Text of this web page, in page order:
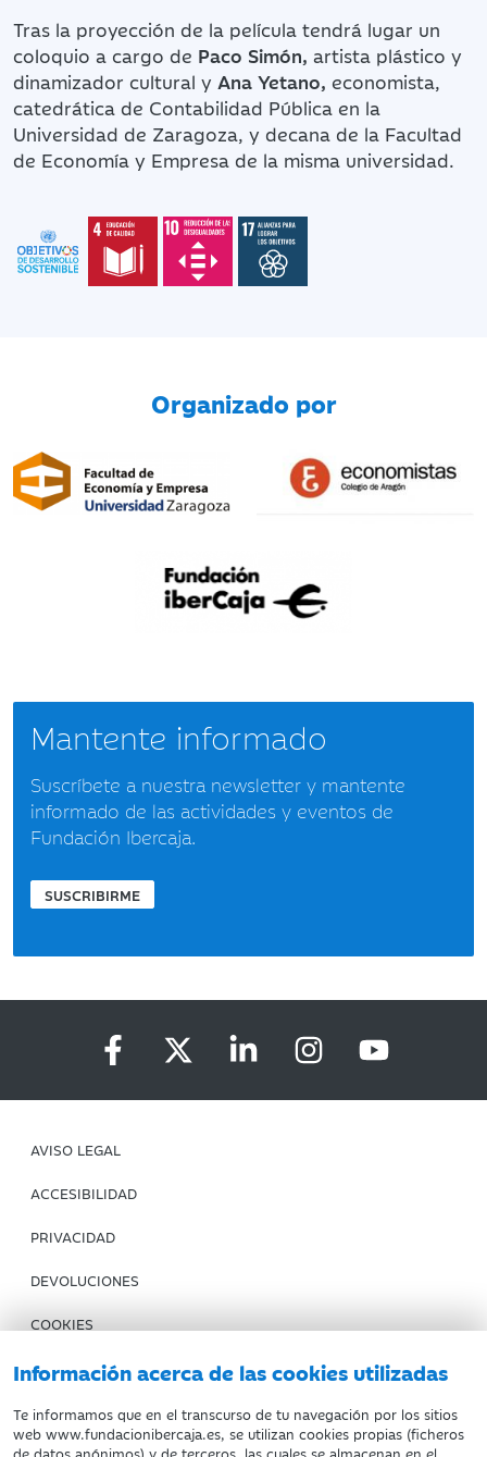
Información acerca de las cookies utilizadas
Te informamos que en el transcurso de tu navegación por los sitios
web www.fundacionibercaja.es, se utilizan cookies propias (ficheros
de datos anónimos) y de terceros, las cuales se almacenan en el
Tras la proyección de la película tendrá lugar un
coloquio a cargo de Paco Simón, artista plástico y
dinamizador cultural y Ana Yetano, economista,
catedrática de Contabilidad Pública en la
Universidad de Zaragoza, y decana de la Facultad
de Economía y Empresa de la misma universidad.
Organizado por
Mantente informado
Suscríbete a nuestra newsletter y mantente
informado de las actividades y eventos de
Fundación Ibercaja.
SUSCRIBIRME
AVISO LEGAL
ACCESIBILIDAD
PRIVACIDAD
DEVOLUCIONES
COOKIES
CONDICIONES DE COMPRA
IBERCAJA BANCO